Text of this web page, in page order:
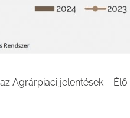
Agrárpiaci jelentések –